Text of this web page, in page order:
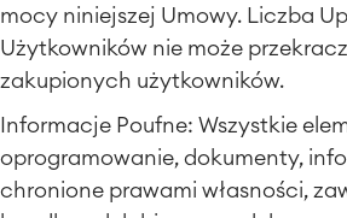
mocy niniejszej Umowy. Liczba
Użytkowników nie może
zakupionych użytkowników.
Informacje Poufne: Wszystkie
oprogramowanie, dokumenty,
chronione prawami własności,